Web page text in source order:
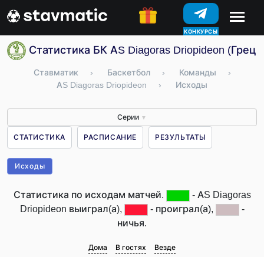
КОНКУРСЫ
Статистика БК AS Diagoras Driopideon
Ставматик › Баскетбол › Команды
›
AS Diagoras Driopideon
› Исходы
Серии ▼
СТАТИСТИКА РАСПИСАНИЕ РЕЗУЛЬТАТЫ
Исходы
Статистика по исходам матчей.
- AS Diagoras
Driopideon выиграл(а),
- проиграл(а),
-
ничья.
Дома В гостях Везде